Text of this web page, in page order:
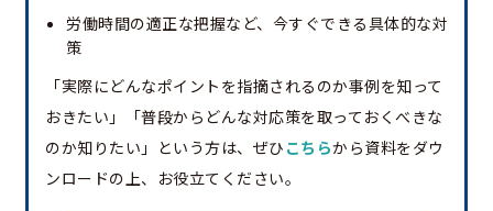
労働時間の適正な把握など、今すぐできる具体的な対
策
「実際にどんなポイントを指摘されるのか事例を知って
おきたい」「普段からどんな対応策を取っておくべきな
のか知りたい」という方は、ぜひ こちらから資料をダウ
ンロードの上、お役立てください。